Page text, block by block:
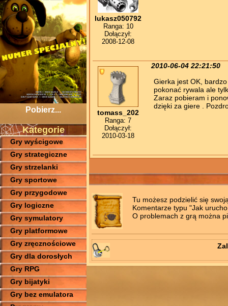
Pobierz...
Kategorie
Gry wyścigowe
Gry strategiczne
Gry strzelanki
Gry sportowe
Gry przygodowe
Gry logiczne
Gry symulatory
Gry platformowe
Gry zręcznościowe
Gry dla dorosłych
Gry RPG
Gry bijatyki
Gry bez emulatora
lukasz050792
Ranga: 10
Dołączył:
2008-12-08
tomass_202
Ranga: 7
Dołączył:
2010-03-18
2010-06-04 22:21:50
Gierka jest OK,
pokonać rywala ale
Zaraz pobieram i
dzięki za giere .
Tu możesz podzielić się
Komentarze typu "Jak
O problemach z grą można